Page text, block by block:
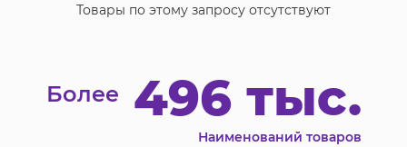
Товары по этому запросу отсутствуют
Более 496 тыс.
Наименований товаров